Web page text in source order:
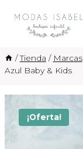
contenido
/ Tienda / Marcas
Azul Baby & Kids
¡Oferta!